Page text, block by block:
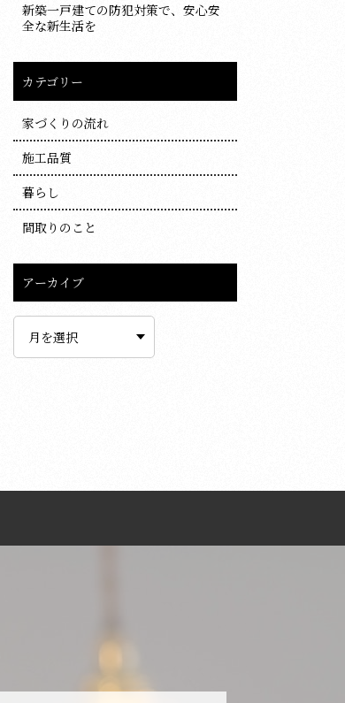
新築一戸建ての防犯対策で、安心安
全な新生活を
カテゴリー
家づくりの流れ
施工品質
暮らし
間取りのこと
アーカイブ
イ